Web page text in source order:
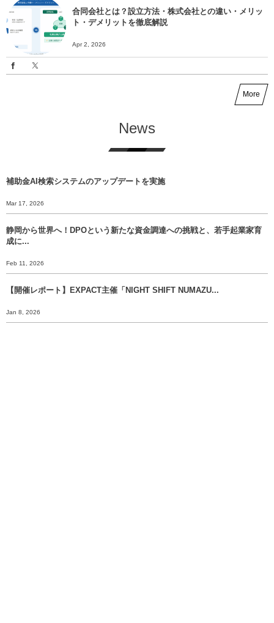
合同会社とは？設立方法・株式会社との違い・メリッ
ト・デメリットを徹底解説
Apr 2, 2026
More
News
補助金AI検索システムのアップデートを実施
Mar 17, 2026
静岡から世界へ！DPOという新たな資金調達への挑戦と、若手起業家育
成に...
Feb 11, 2026
【開催レポート】EXPACT主催「NIGHT SHIFT NUMAZU...
Jan 8, 2026